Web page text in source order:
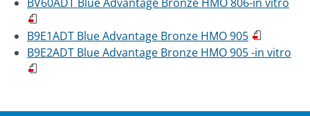
B9E1ADT Blue Advantage Bronze HMO 905
B9E2ADT Blue Advantage Bronze HMO 905 -in vitro